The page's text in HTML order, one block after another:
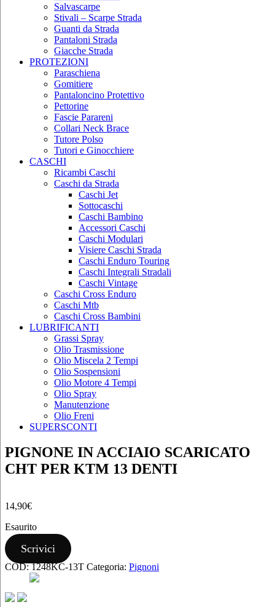
Salvascarpe
Stivali – Scarpe Strada
Guanti da Strada
Pantaloni Strada
Giacche Strada
PROTEZIONI
Paraschiena
Gomitiere
Pantaloncino Protettivo
Pettorine
Fascie Parareni
Collari Neck Brace
Tutore Polso
Tutori e Ginocchiere
CASCHI
Ricambi Caschi
Caschi da Strada
Caschi Jet
Sottocaschi
Caschi Bambino
Accessori Caschi
Caschi Modulari
Visiere Caschi Strada
Caschi Enduro Touring
Caschi Integrali Stradali
Caschi Vintage
Caschi Cross Enduro
Caschi Mtb
Caschi Cross Bambini
LUBRIFICANTI
Grassi Spray
Olio Trasmissione
Olio Miscela 2 Tempi
Olio Sospensioni
Olio Motore 4 Tempi
Olio Spray
Manutenzione
Olio Freni
SUPERSCONTI
PIGNONE IN ACCIAIO SCARICATO
CHT PER KTM 13 DENTI
14,90€
Esaurito
Scrivici
COD:1248KC-13T Categoria: Pignoni